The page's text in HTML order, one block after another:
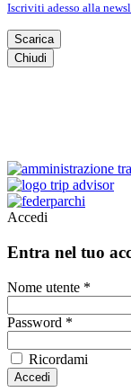
Iscriviti adesso alla
Scarica
Chiudi
Accedi
Entra nel tuo
Nome utente *
Password *
Ricordami